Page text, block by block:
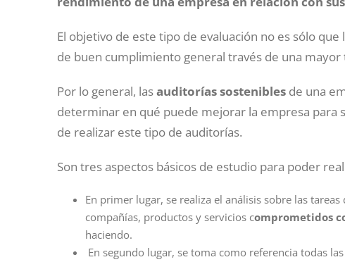
El objetivo de este tipo de evaluación no es sólo
de buen cumplimiento general través de una
Por lo general, lasauditorías sosteniblesde una
determinar en qué puede mejorar la empresa para
de realizar este tipo de auditorías.
Son tres aspectos básicos de estudio para poder
En primer lugar, se realiza el análisis sobre las
compañías, productos y servicios comprometidos
haciendo.
En segundo lugar, se toma como referencia todas